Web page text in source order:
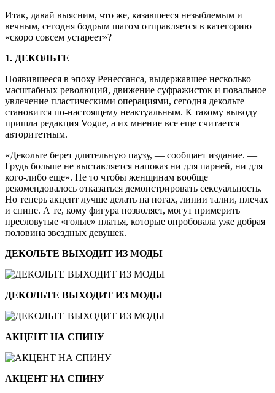
Итак, давай выясним, что же, казавшееся незыблемым и
вечным, сегодня бодрым шагом отправляется в категорию
«скоро совсем устареет»?
1. ДЕКОЛЬТЕ
Появившееся в эпоху Ренессанса, выдержавшее несколько
масштабных революций, движение суфражисток и повальное
увлечение пластическими операциями, сегодня декольте
становится по-настоящему неактуальным. К такому выводу
пришла редакция Vogue, а их мнение все еще считается
авторитетным.
«Декольте берет длительную паузу, — сообщает издание. —
Грудь больше не выставляется напоказ ни для парней, ни для
кого-либо еще». Не то чтобы женщинам вообще
рекомендовалось отказаться демонстрировать сексуальность.
Но теперь акцент лучше делать на ногах, линии талии, плечах
и спине. А те, кому фигура позволяет, могут примерить
пресловутые «голые» платья, которые опробовала уже добрая
половина звездных девушек.
ДЕКОЛЬТЕ ВЫХОДИТ ИЗ МОДЫ
ДЕКОЛЬТЕ ВЫХОДИТ ИЗ МОДЫ
АКЦЕНТ НА СПИНУ
АКЦЕНТ НА СПИНУ